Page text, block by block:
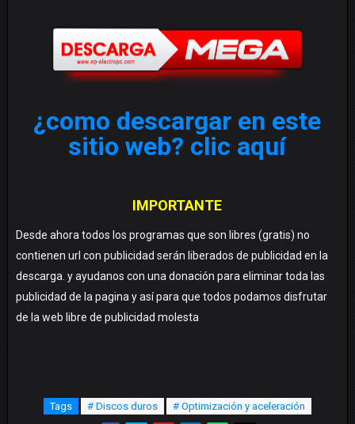
¿como descargar en este
sitio web? clic aquí
IMPORTANTE
Desde ahora todos los programas que son libres (gratis) no
contienen url con publicidad serán liberados de publicidad en la
descarga. y ayudanos con una donación para eliminar toda las
publicidad de la pagina y así para que todos podamos disfrutar
de la web libre de publicidad molesta
Tags # Discos duros # Optimización y aceleración